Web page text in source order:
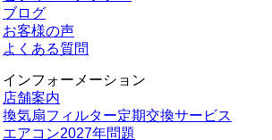
ブログ
お客様の声
よくある質問
インフォーメーション
店舗案内
換気扇フィルター定期交換サービス
エアコン2027年問題